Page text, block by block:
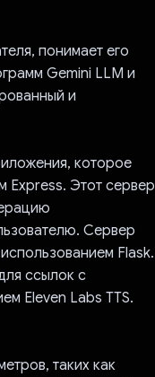
понимает его
Gemini LLM и
и
которое
Express. Этот сервер
Сервер
Flask.
ссылок с
Eleven Labs TTS.
таких как